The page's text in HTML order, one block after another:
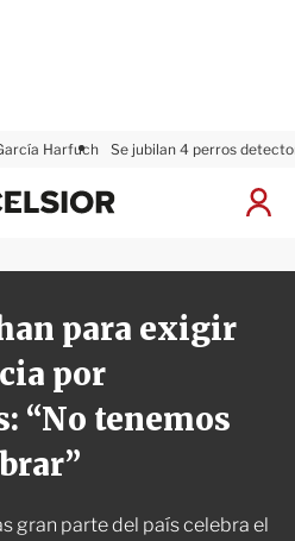
Harfuch Se jubilan 4 perros
I
x
l
i
o
para exigir
por
“No tenemos
gran parte del país celebra el